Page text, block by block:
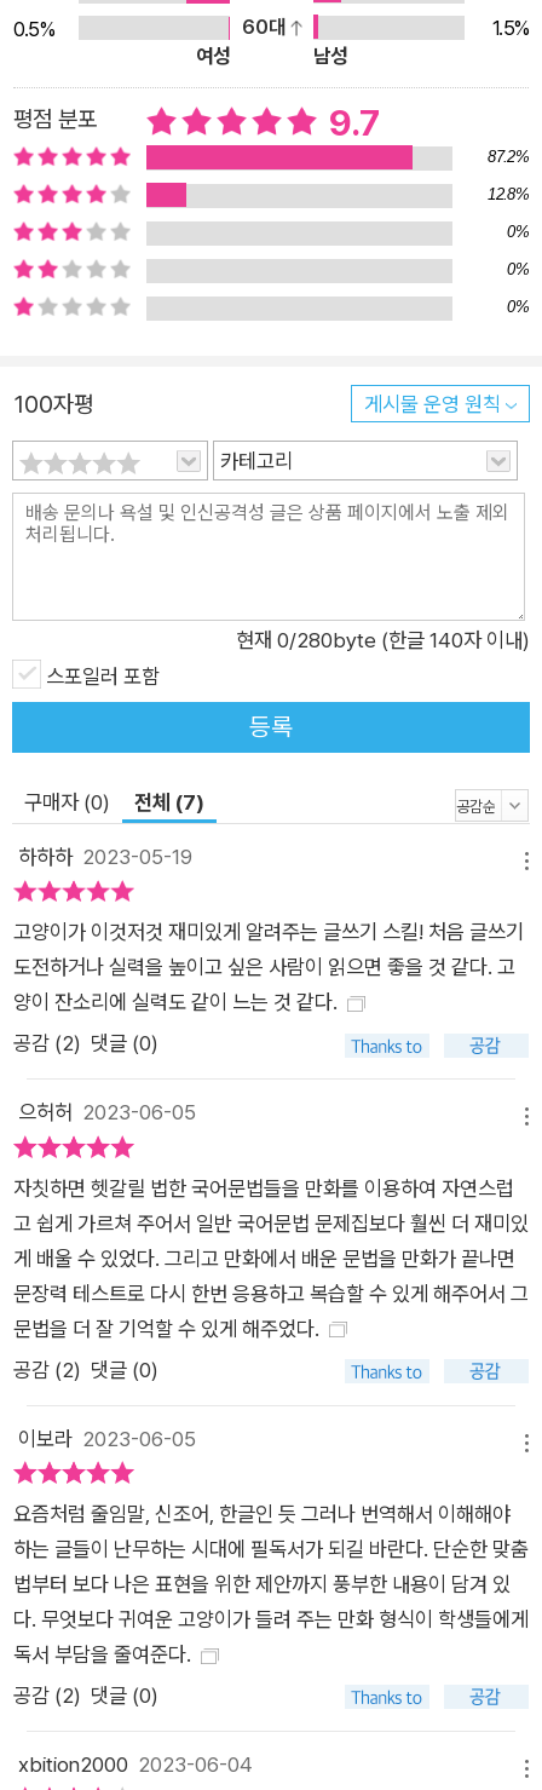
성할 수 있을 것이다. ‘억지로’ 써야 하는 글 앞에서 막막한 청소
년을 돕는 책 한 문장부터 차근차근 시작하는 법 시중에 나온 글
의욕이 큰 이들을 위한 책이다. 그러나 청소년들은 주어진 과제로
글쓰기를 맞닥뜨리는 일이 잦다. 막상 연필은 들었지만 어떻게 시
작해야 할지 몰라서 괴롭고, 글쓰기의 과정이 귀찮게만 느껴지는
경우가 대부분이다. 이 책은 이처럼 ‘억지로’ 글을 써야 하는 상황
에 놓인 청소년들의 마음에 공감하며, 글쓰기를 안내한다. 만화를
통해 긴장을 풀고 접근할 수 있게 했고, 기초적인 내용에서 시작
해 차근차근 깊이 있는 내용으로 나아가도록 구성했다. 1부에서
맞춤법을 짚어 주고, ‘이다’ ‘밖에’ 등의 조사는 앞말에 붙여 쓴다,
‘것’ ‘수’ 등의 의존 명사는 띄어 쓴다 등 기억해 두면 좋을 띄어쓰
기 법칙을 알려 준다. 2부에서는 다양한 표현, 더 좋은 표현에 대
해 고민한다. 여러 상황에 자주 쓰이는 ‘굉장히’를 어떤 말로 바꾸
어 쓸 수 있을지 생각해 보며, 뜻에는 큰 차이가 없더라도 분위기
표현하는 것처럼 더 좋은 생각을 담은 글쓰기에 대해서도 살펴본
다. 3부에서는 글쓰기 공식과 비법을 전수하며 한 문장을 멋지게
써 보도록 이끈다. ‘모순과 반복을 피한다’와 같이 기초적이지만
긴요한 팁을 전하고, 열거, 정의, 비유, 비교 등 다양한 유형의 문
나 수영을 배우는 것처럼 방법을 터득하면 쉽고 자연스러운 일이
된다.”(252면)는 사실을 깨닫게 될 것이다. 일상에서 출발하는
공감 백배 글쓰기 수업 좋은 삶과 좋은 문장은 맞닿아 있다 이 책
에는 중학생과 초등학생인 주인공 자매의 학교생활과 일상생활
이 생생하게 담겨 있다. 글쓰기 수업 또한 SNS 그룹 대화, 길거
리의 현수막, 전단지 광고 문구, 가정통신문, 아파트 게시판에 붙
몰입감을 높인다. 친구의 SNS 게시물에 댓글을 달 때 ‘ㅇㅈ’ ‘ㄷ
수 있도록 좀 더 구체적으로 써 볼 것을 권하는 식이다. 중학생 서
연이 에세이 공모전에 도전하는 과정을 통해서는 실제로 활용하
기 좋은 글쓰기 팁을 알려 준다. 흥미를 유발하는 첫 문장, 핵심을
드러내는 주제 문장, 여운을 남기는 마지막 문장의 중요성을 짚
고, 풍부한 사례와 함께 문장 쓰는 법을 안내한다. 전작 『글쓰기
기본기』를 통해 정직함, 탐구심, 겸손, 상대방에 대한 배려, 성실
함 등 좋은 글의 요건이 좋은 삶의 요건과도 맞닿아 있다는 메시
지를 전한 바 있는 이강룡 작가는 이번 책에서도 좋은 글이 가진
힘을 강조한다. 청소년 독자들을 향해 “생각과 감정을 올바른 한
문장으로 표현하려고 노력하고 연습하다 보면, 더 행복하고 보람
있는 인생을 살아가기 위한 지혜”(6면)를 얻을 수 있다고 말한다.
멋진 꿈을 꾸고, 결국 그 꿈을 이루게 되는 훌륭한 삶의 출발점은
호기심 같아요. 뭔가 호기심이 들거나 재밌고 신나는 아이디어가
떠올랐을 때, 그 생각을 흘려보내지 않고 잘 붙잡아서 한 문장으
로 적어 둔다면, 그리고 그 생각을 실현하기 위해 꾸준히 노력한
다면 나중에 아주 근사한 일이 펼쳐질 거예요. 살다 보면 힘들고
괴로운 시기가 찾아오기도 해요. 그때는 우리가 써 두었던 문장들
이 우리의 흔들리는 마음과 용기를 붙잡아 줄 거예요. (<들어가
며> 중에서)
0.5%
60대
1.5%
여성
남성
평점 분포 9.7
87.2%
12.8%
0%
0%
0%
100자평 게시물 운영 원칙
카테고리
현재 0/280byte (한글 140자 이내)
스포일러 포함
등록
구매자 (0) 전체 (7)
하하하2023-05-19
고양이가 이것저것 재미있게 알려주는 글쓰기 스킬! 처음 글쓰기
도전하거나 실력을 높이고 싶은 사람이 읽으면 좋을 것 같다. 고
양이 잔소리에 실력도 같이 느는 것 같다.
공감 (2) 댓글 (0)
으허허 2023-06-05
자칫하면 헷갈릴 법한 국어문법들을 만화를 이용하여 자연스럽
고 쉽게 가르쳐 주어서 일반 국어문법 문제집보다 훨씬 더 재미있
게 배울 수 있었다. 그리고 만화에서 배운 문법을 만화가 끝나면
문장력 테스트로 다시 한번 응용하고 복습할 수 있게 해주어서 그
문법을 더 잘 기억할 수 있게 해주었다.
공감 (2) 댓글 (0)
이보라 2023-06-05
요즘처럼 줄임말, 신조어, 한글인 듯 그러나 번역해서 이해해야
하는 글들이 난무하는 시대에 필독서가 되길 바란다. 단순한 맞춤
법부터 보다 나은 표현을 위한 제안까지 풍부한 내용이 담겨 있
다. 무엇보다 귀여운 고양이가 들려 주는 만화 형식이 학생들에게
독서 부담을 줄여준다.
공감 (2) 댓글 (0)
xbition2000 2023-06-04